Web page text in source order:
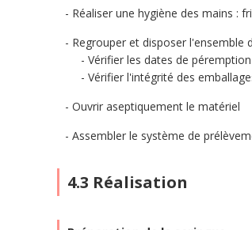
Réaliser une hygiène des mains :
Regrouper et disposer l'ensemble
Vérifier les dates de péremption
Vérifier l'intégrité des
Ouvrir aseptiquement le matériel
Assembler le système de
4.3 Réalisation